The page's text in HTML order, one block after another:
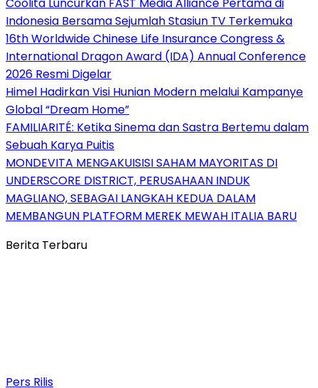
Indonesia Bersama Sejumlah Stasiun TV Terkemuka
16th Worldwide Chinese Life Insurance Congress &
International Dragon Award (IDA) Annual Conference
2026 Resmi Digelar
Himel Hadirkan Visi Hunian Modern melalui Kampanye
Global “Dream Home”
FAMILIARITÉ: Ketika Sinema dan Sastra Bertemu dalam
Sebuah Karya Puitis
MONDEVITA MENGAKUISISI SAHAM MAYORITAS DI
UNDERSCORE DISTRICT, PERUSAHAAN INDUK
MAGLIANO, SEBAGAI LANGKAH KEDUA DALAM
MEMBANGUN PLATFORM MEREK MEWAH ITALIA BARU
Berita Terbaru
Pers Rilis